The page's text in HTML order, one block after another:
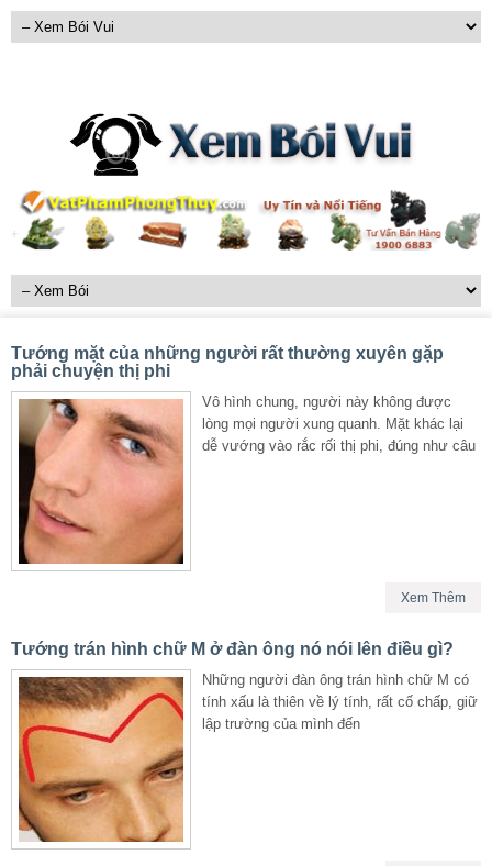
Tướng mặt của những người rất thường xuyên gặp
phải chuyện thị phi
Vô hình chung, người này không được
lòng mọi người xung quanh. Mặt khác lại
dễ vướng vào rắc rối thị phi, đúng như câu
Xem Thêm
Tướng trán hình chữ M ở đàn ông nó nói lên điều gì?
Những người đàn ông trán hình chữ M có
tính xấu là thiên về lý tính, rất cố chấp, giữ
lập trường của mình đến